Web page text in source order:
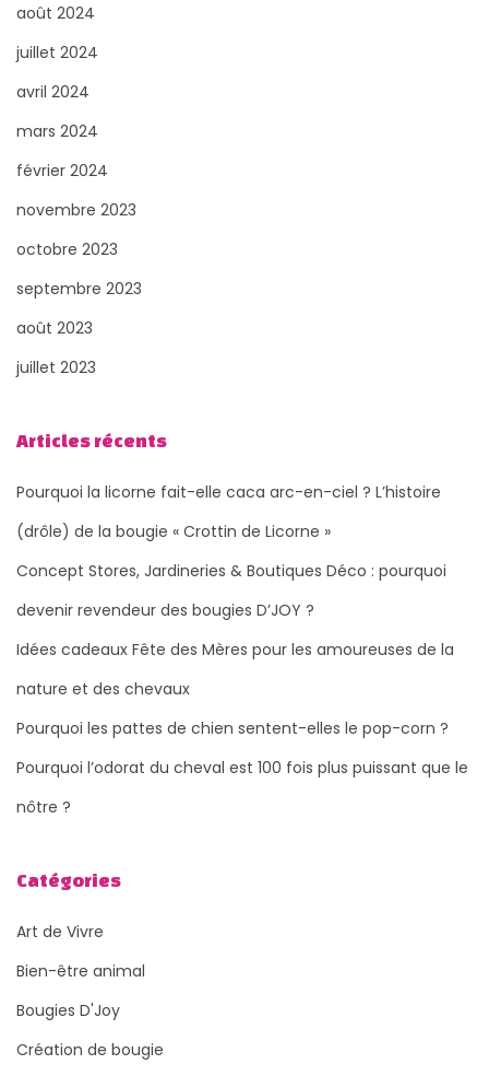
août 2024
juillet 2024
avril 2024
mars 2024
février 2024
novembre 2023
octobre 2023
septembre 2023
août 2023
juillet 2023
Articles récents
Pourquoi la licorne fait-elle caca arc-en-ciel ? L’histoire
(drôle) de la bougie « Crottin de Licorne »
Concept Stores, Jardineries & Boutiques Déco : pourquoi
devenir revendeur des bougies D’JOY ?
Idées cadeaux Fête des Mères pour les amoureuses de la
nature et des chevaux
Pourquoi les pattes de chien sentent-elles le pop-corn ?
Pourquoi l’odorat du cheval est 100 fois plus puissant que le
nôtre ?
Catégories
Art de Vivre
Bien-être animal
Bougies D'Joy
Création de bougie